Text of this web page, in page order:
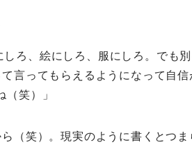
ろ、絵にしろ、服にしろ。でも別
言ってもらえるようになって自信
笑）」
（笑）。現実のように書くとつま